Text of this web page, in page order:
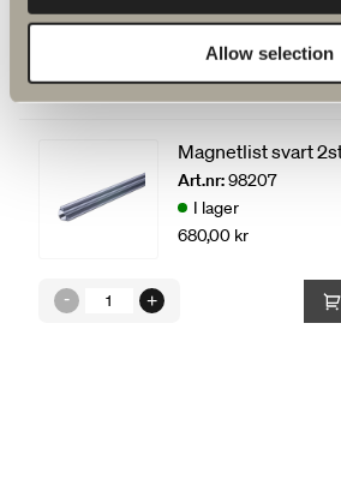
Allow selection
680,00 kr
Magnetlist svart
Art.nr:98207
I lager
680,00 kr